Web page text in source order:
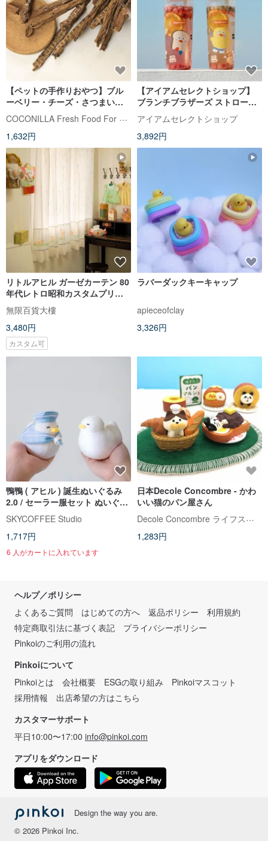
【ペットの手作りおやつ】ブル
ーベリー・チーズ・さつまい
も・あひる 65g | COCONILLA COCONILLA Fresh Food For Cats&Dogs
1,632円
【アイアムセレクトショップ】
ブランチブラザーズ ストロー付
きドリンクカップ 800ML
アイアムセレクトショップ
3,892円
リトルアヒル ガーゼカーテン 80
年代レトロ昭和カスタムプリン
トステッチ生地
無限百貨大樓
3,480円
カスタム可
ラバーダックキーキャップ
apieceofclay
3,326円
鴨鴨 ( アヒル ) 誕生ぬいぐるみ
2.0 / セーラー服セット ぬいぐる
み
SKYCOFFEE Studio
1,717円
6 人がカートに入れています
日本Decole Concombre - かわ
いい猫のパン屋さん
Decole Concombre ライフスタイル雑貨店
1,283円
ヘルプ／ポリシー
よくあるご質問
はじめての方へ 返品ポリシー
利用規約
特定商取引法に基づく表記
プライバシーポリシー
Pinkoiのご利用の流れ
Pinkoiについて
Pinkoiとは
会社概要 ESGの取り組み
Pinkoiマスコット
採用情報
出店希望の方はこちら
カスタマーサポート
平日10:00〜17:00 info@pinkoi.com
アプリをダウンロード
Design the way you are.
© 2026 Pinkoi Inc.